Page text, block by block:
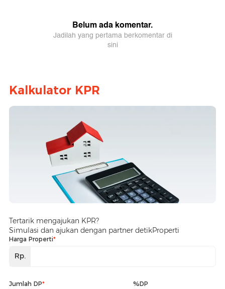
Kalkulator KPR
Tertarik mengajukan KPR?
Simulasi dan ajukan dengan partner detikProperti
Harga Properti*
Rp.
Jumlah DP* %DP